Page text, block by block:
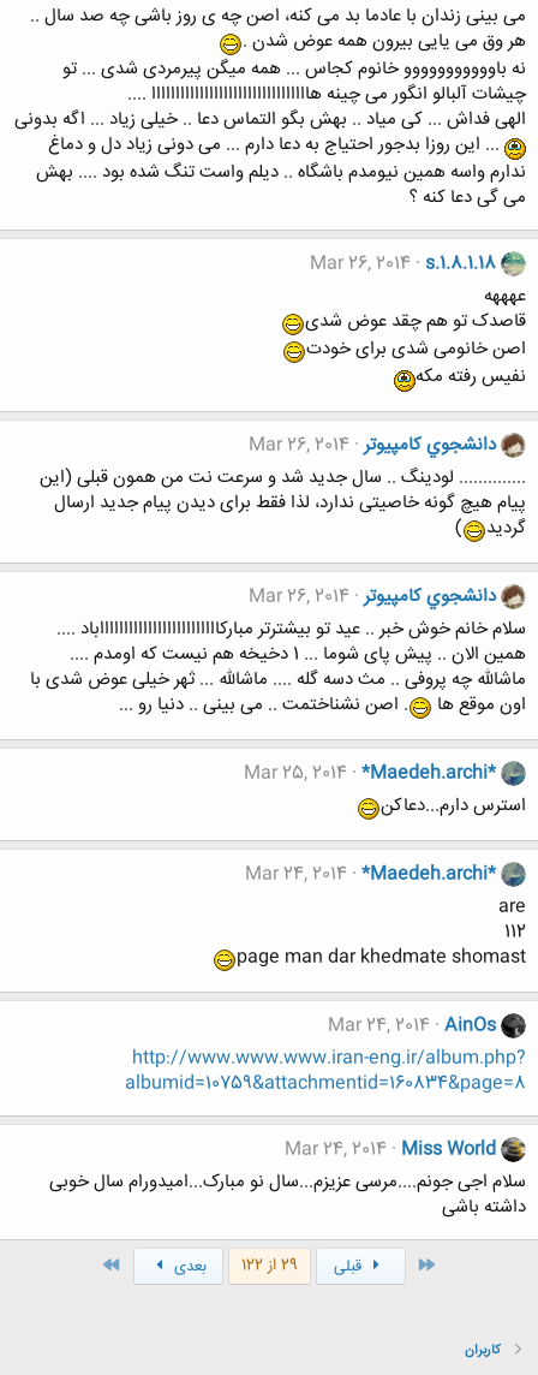
می بینی زندان با عادما بد می کنه، اصن چه ی روز باشی چه صد سال ..
هر وق می یایی بیرون همه عوض شدن .
نه باووووووووووو خانوم کجاس ... همه میگن پیرمردی شدی ... تو
چیشات آلبالو انگور می چینه هااااااااااااااااااااااااااااااااا ....
الهی فداش ... کی میاد .. بهش بگو التماس دعا .. خیلی زیاد ... اگه بدونی
... این روزا بدجور احتیاج به دعا دارم ... می دونی زیاد دل و دماغ
ندارم واسه همین نیومدم باشگاه .. دیلم واست تنگ شده بود .... بهش
می گی دعا کنه ؟
s.1.8.1.18
Mar 26, 2014
عهههه
قاصدک تو هم چقد عوض شدی
اصن خانومی شدی برای خودت
نفیس رفته مکه
دانشجوي كامپيوتر Mar 26, 2014
.............. لودینگ .. سال جدید شد و سرعت نت من همون قبلی (این
پیام هیچ گونه خاصیتی ندارد، لذا فقط برای دیدن پیام جدید ارسال
گردید
)
دانشجوي كامپيوتر Mar 26, 2014
سلام خانم خوش خبر .. عید تو بیشترتر مبارکاااااااااااااااااااااااااباد ....
همین الان .. پیش پای شوما ... 1 دخیخه هم نیست که اومدم ....
ماشالله چه پروفی .. مث دسه گله .... ماشالله ... ثهر خیلی عوض شدی با
اون موقع ها
. اصن نشناختمت .. می بینی .. دنیا رو ...
*Maedeh.archi*
Mar 25, 2014
استرس دارم...دعاکن
*Maedeh.archi*
Mar 24, 2014
are
112
page man dar khedmate shomast
AinOs
Mar 24, 2014
http://www.www.www.iran-eng.ir/album.php?
albumid=10759&attachmentid=160834&page=8
Miss World
Mar 24, 2014
سلام اجی جونم....مرسی عزیزم...سال نو مبارک...امیدورام سال خوبی
داشته باشی
اول قبلی 29 از 122 بعدی
کاربران